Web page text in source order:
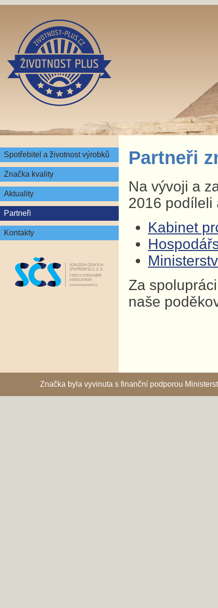
Spotřebitel a životnost výrobků
Značka kvality
Aktuality
Partneři
Kontakty
Partneři
Na vývoji a
2016 podíleli
Kabinet
Za
naše
Značka byla vyvinuta s finanční podporou